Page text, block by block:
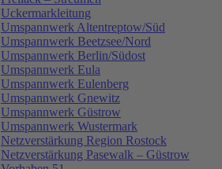
Uckermarkleitung
Umspannwerk Altentreptow/Süd
Umspannwerk Beetzsee/Nord
Umspannwerk Berlin/Südost
Umspannwerk Eula
Umspannwerk Eulenberg
Umspannwerk Gnewitz
Umspannwerk Güstrow
Umspannwerk Wustermark
Netzverstärkung Region Rostock
Netzverstärkung Pasewalk – Güstrow